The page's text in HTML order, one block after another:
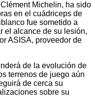
Michelin, ha sido
en el cuádriceps de
fue sometido a
el alcance de su lesión,
ASISA, proveedor de
de la evolución de
terrenos de juego aún
de cerca su
sobre su